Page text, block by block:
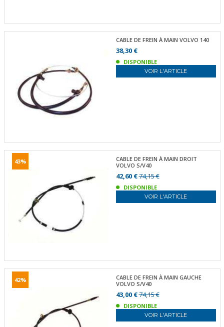
CABLE DE FREIN À MAIN VOLVO 140
38,30 €
DISPONIBLE
VOIR L'ARTICLE
43%
CABLE DE FREIN À MAIN DROIT
VOLVO S/V40
42,60 €74,15 €
DISPONIBLE
VOIR L'ARTICLE
42%
CABLE DE FREIN À MAIN GAUCHE
VOLVO S/V40
43,00 €74,15 €
DISPONIBLE
VOIR L'ARTICLE